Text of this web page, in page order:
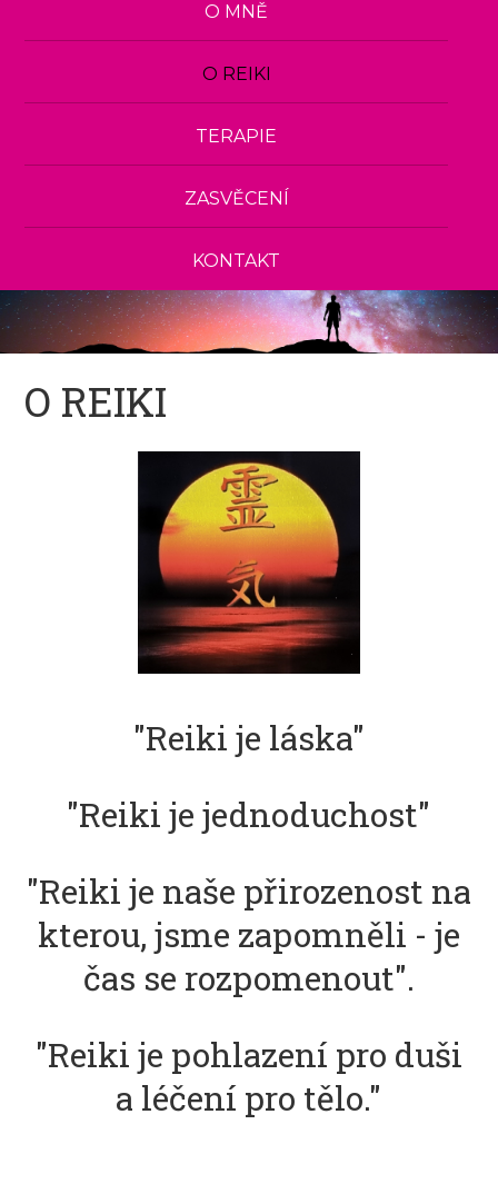
O MNĚ
O REIKI
TERAPIE
ZASVĚCENÍ
KONTAKT
O REIKI
"Reiki je láska"
"Reiki je jednoduchost"
"Reiki je naše přirozenost na
kterou, jsme zapomněli - je
čas se rozpomenout".
"Reiki je pohlazení pro duši
a léčení pro tělo."